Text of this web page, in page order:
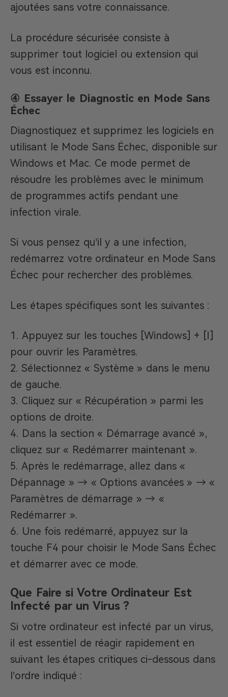
ajoutées sans votre connaissance.
La procédure sécurisée consiste à
supprimer tout logiciel ou extension qui
vous est inconnu.
④ Essayer le Diagnostic en Mode Sans
Échec
Diagnostiquez et supprimez les logiciels en
utilisant le Mode Sans Échec, disponible sur
Windows et Mac. Ce mode permet de
résoudre les problèmes avec le minimum
de programmes actifs pendant une
infection virale.
Si vous pensez qu’il y a une infection,
redémarrez votre ordinateur en Mode Sans
Échec pour rechercher des problèmes.
Les étapes spécifiques sont les suivantes :
Appuyez sur les touches [Windows] + [I]
pour ouvrir les Paramètres.
Sélectionnez « Système » dans le menu
de gauche.
Cliquez sur « Récupération » parmi les
options de droite.
Dans la section « Démarrage avancé »,
cliquez sur « Redémarrer maintenant ».
Après le redémarrage, allez dans «
Dépannage » → « Options avancées » → «
Paramètres de démarrage » → «
Redémarrer ».
Une fois redémarré, appuyez sur la
touche F4 pour choisir le Mode Sans Échec
et démarrer avec ce mode.
Que Faire si Votre Ordinateur Est
Infecté par un Virus ?
Si votre ordinateur est infecté par un virus,
il est essentiel de réagir rapidement en
suivant les étapes critiques ci-dessous dans
l’ordre indiqué :